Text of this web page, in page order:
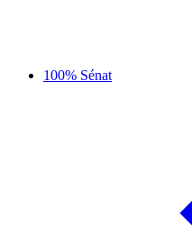
100% Sénat